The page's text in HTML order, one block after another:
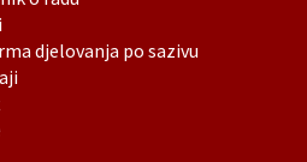
djelovanja po sazivu